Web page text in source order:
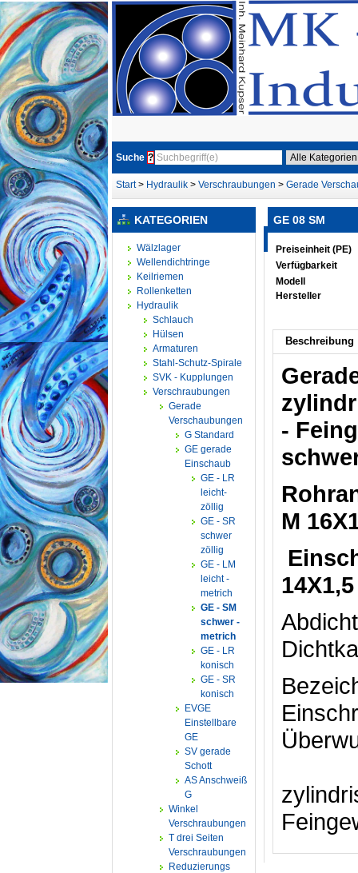
Suche ?
Start> Hydraulik > Verschraubungen > Gerade
KATEGORIEN
Wälzlager
Wellendichtringe
Keilriemen
Rollenketten
Hydraulik
Schlauch
Hülsen
Armaturen
Stahl-Schutz-Spirale
SVK - Kupplungen
Verschraubungen
Gerade
Verschaubungen
G Standard
GE gerade
Einschaub
GE - LR
leicht-
zöllig
GE - SR
schwer
zöllig
GE - LM
leicht -
metrich
GE - SM
schwer -
metrich
GE - LR
konisch
GE - SR
konisch
EVGE
Einstellbare
GE
SV gerade
Schott
AS Anschweiß
G
Winkel
Verschraubungen
T drei Seiten
Verschraubungen
Reduzierungs
GE 08 SM
Preiseinheit (PE)
Verfügbarkeit
Modell
Hersteller
Beschreibung
-
M
14X1,5